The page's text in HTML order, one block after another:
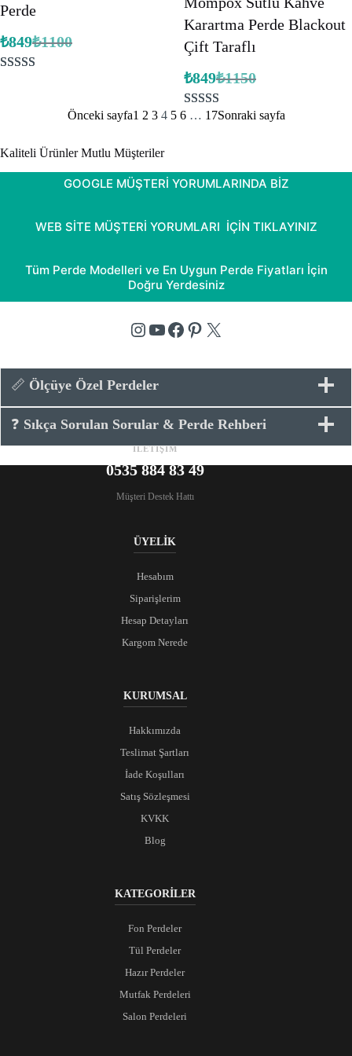
Perde
₺1100
Orijinal
₺849 Şu
5.00puan
Karartma Perde Blackout
Çift Taraflı
₺1150
Orijinal
₺1150.
₺849 Şu
₺849.
5müşteri
üzerinden
Önceki sayfa1 2 3 4 5 6 … 17Sonraki sayfa
Kaliteli Ürünler Mutlu Müşteriler
GOOGLE MÜŞTERİ YORUMLARINDA BİZ
WEB SİTE MÜŞTERİ YORUMLARI İÇİN TIKLAYINIZ
Tüm Perde Modelleri ve En Uygun Perde Fiyatları İçin
Doğru Yerdesiniz
Instagram
YouTube
Facebook
Pinterest
X
📏 Ölçüye Özel Perdeler
❓ Sıkça Sorulan Sorular & Perde Rehberi
İLETİŞİM
0535 884 83 49
Müşteri Destek Hattı
ÜYELİK
Hesabım
Siparişlerim
Hesap Detayları
Kargom Nerede
KURUMSAL
Hakkımızda
Teslimat Şartları
İade Koşulları
Satış Sözleşmesi
KVKK
Blog
KATEGORİLER
Fon Perdeler
Tül Perdeler
Hazır Perdeler
Mutfak Perdeleri
Salon Perdeleri